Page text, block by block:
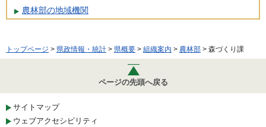
農林部の地域機関
トップページ > 県政情報・統計 > 県概要 > 組織案内 > 農林部 > 森づくり課
ページの先頭へ戻る
サイトマップ
ウェブアクセシビリティ